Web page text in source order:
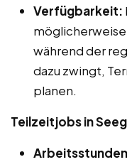
Verfügbarkeit:
während der
dazu zwingt,
planen.
Teilzeitjobs in